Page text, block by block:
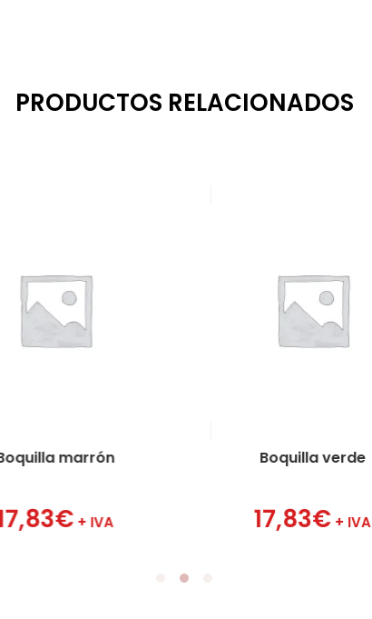
PRODUCTOS RELACIONADOS
marrón
€ + IVA
Boquilla verde
17,83€ + IVA